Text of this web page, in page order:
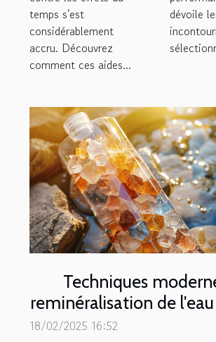
temps s'est
considérablement
accru. Découvrez
comment ces aides...
dévoile
Techniques
reminéralisation de l'eau
meilleure santé
18/02/2025 16:52